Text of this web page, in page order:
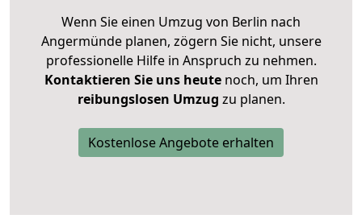
Wenn Sie einen Umzug von Berlin nach
Angermünde planen, zögern Sie nicht, unsere
professionelle Hilfe in Anspruch zu nehmen.
Kontaktieren Sie uns heutenoch, um Ihren
reibungslosen Umzug zu planen.
Kostenlose Angebote erhalten